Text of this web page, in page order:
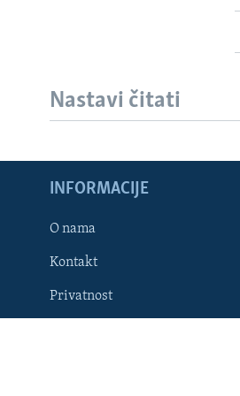
PRATITE NAS
Nastavi čitati
INFORMACIJE
O nama
Kontakt
Privatnost